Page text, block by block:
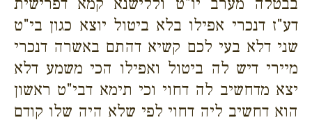
דע"ז דנכרי אפילו בלא ביטול יוצא כגון בי"ט
שני דלא בעי לכם קשיא דהתם באשרה דנכרי
מיירי דיש לה ביטול ואפילו הכי משמע דלא
יצא מדחשיב לה דחוי וכי תימא דבי"ט ראשון
הוא דחשיב ליה דחוי לפי שלא היה שלו קודם